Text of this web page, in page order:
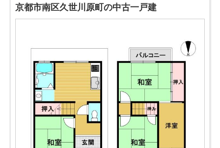
京都市南区久世川原町の中古一戸建